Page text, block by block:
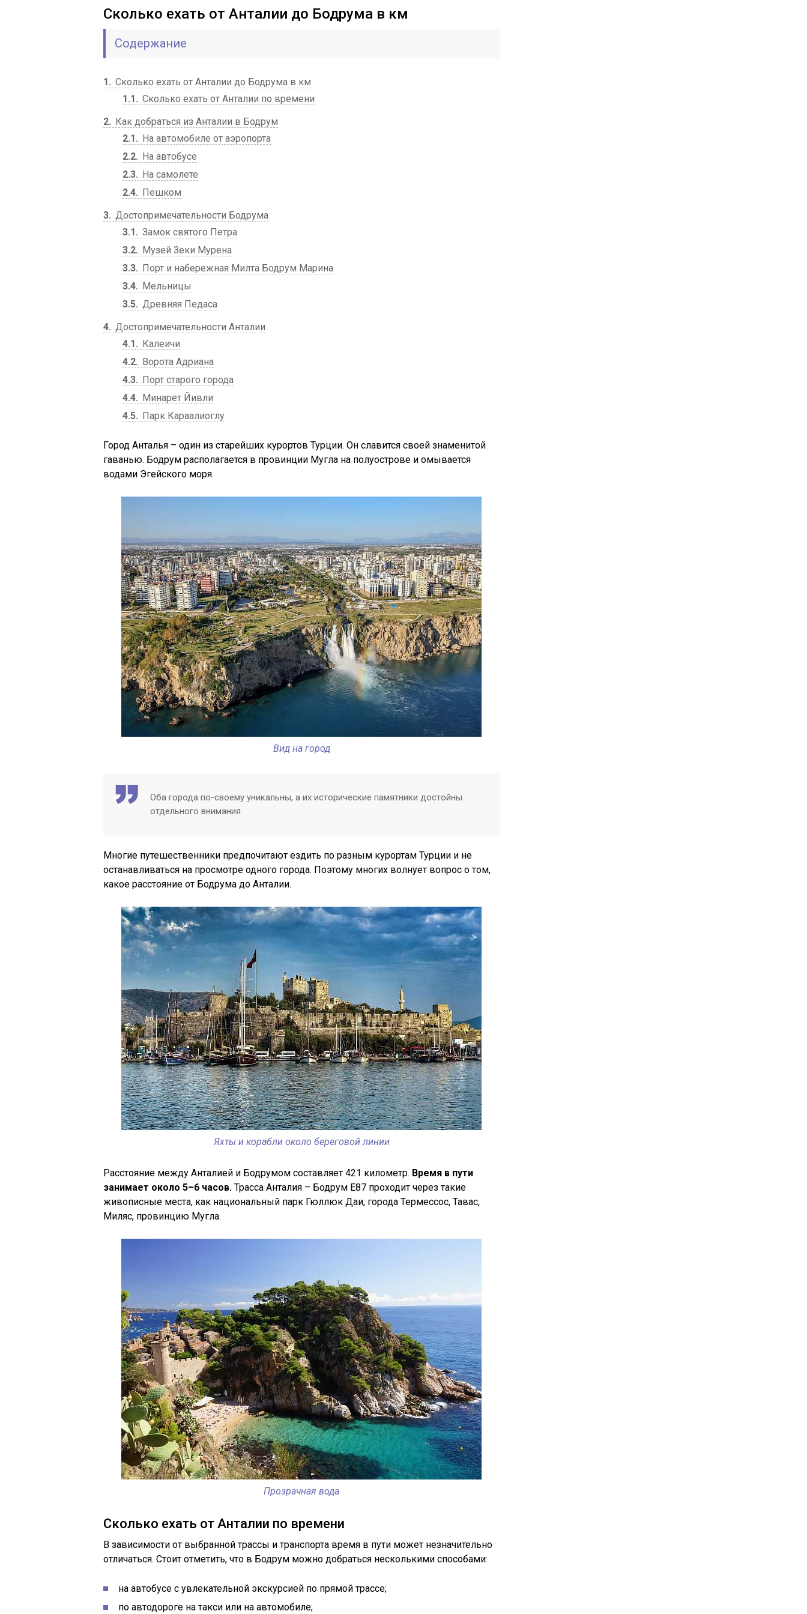
Сколько ехать от Анталии до Бодрума в км
Содержание
1
Сколько ехать от Анталии до Бодрума в км
1.1
Сколько ехать от Анталии по времени
2
Как добраться из Анталии в Бодрум
2.1
На автомобиле от аэропорта
2.2
На автобусе
2.3
На самолете
2.4
Пешком
3 Достопримечательности Бодрума
3.1
Замок святого Петра
3.2
Музей Зеки Мурена
3.3
Порт и набережная Милта Бодрум Марина
3.4
Мельницы
3.5 Древняя Педаса
4 Достопримечательности Анталии
4.1
Калеичи
4.2
Ворота Адриана
4.3
Порт старого города
4.4
Минарет Йивли
4.5
Парк Караалиоглу
Город Анталья – один из старейших курортов Турции. Он славится своей знаменитой
гаванью. Бодрум располагается в провинции Мугла на полуострове и омывается
водами Эгейского моря.
Вид на город
Оба города по-своему уникальны, а их исторические памятники достойны
отдельного внимания.
Многие путешественники предпочитают ездить по разным курортам Турции и не
останавливаться на просмотре одного города. Поэтому многих волнует вопрос о том,
какое расстояние от Бодрума до Анталии.
Яхты и корабли около береговой линии
Расстояние между Анталией и Бодрумом составляет 421 километр. Время в пути
занимает около 5–6 часов. Трасса Анталия – Бодрум Е87 проходит через такие
живописные места, как национальный парк Гюллюк Даи, города Термессос, Тавас,
Миляс, провинцию Мугла.
Прозрачная вода
Сколько ехать от Анталии по времени
В зависимости от выбранной трассы и транспорта время в пути может незначительно
отличаться. Стоит отметить, что в Бодрум можно добраться несколькими способами:
на автобусе с увлекательной экскурсией по прямой трассе;
по автодороге на такси или на автомобиле;